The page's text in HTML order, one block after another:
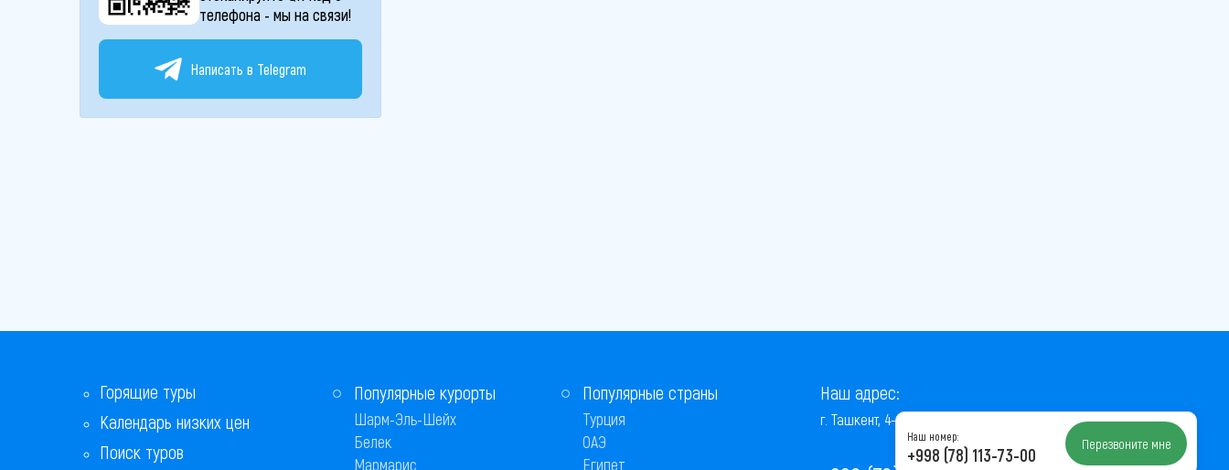
телефона - мы на связи!
Написать в Telegram
Горящие туры
Календарь низких цен
Поиск туров
Популярные курорты
Шарм-Эль-Шейх
Белек
Мармарис
Популярные страны
Турция
ОАЭ
Египет
Наш адрес:
г. Ташкент, 4-й проезд Ниёзбек Йули, 7
Наш номер:
+998 (78) 113-73-00 Перезвоните мне